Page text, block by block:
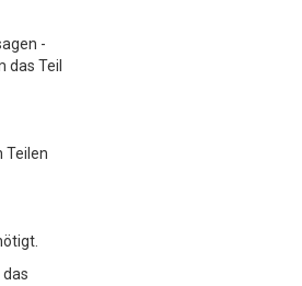
-
das Teil
Teilen